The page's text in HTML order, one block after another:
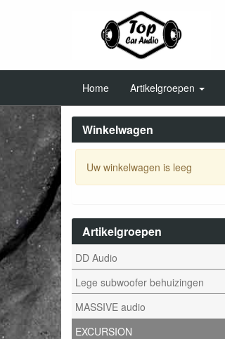
Home Artikelgroepen
Winkelwagen
Uw winkelwagen is leeg
Artikelgroepen
DD Audio
Lege subwoofer behuizingen
MASSIVE audio
EXCURSION